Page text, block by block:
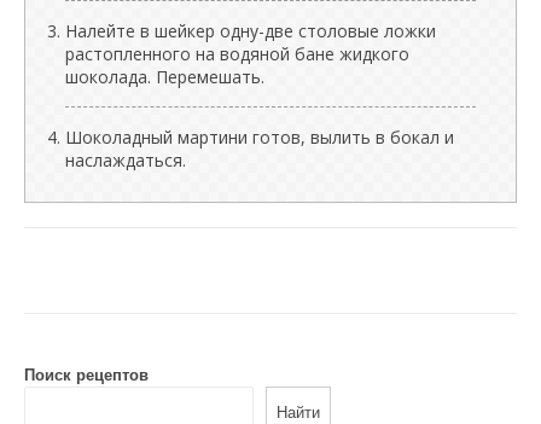
Налейте в шейкер одну-две столовые ложки
растопленного на водяной бане жидкого
шоколада. Перемешать.
Шоколадный мартини готов, вылить в бокал и
наслаждаться.
Поиск рецептов
Найти